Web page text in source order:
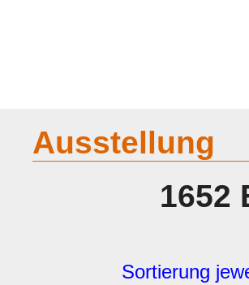
Ausstellung
1652
Sortierung